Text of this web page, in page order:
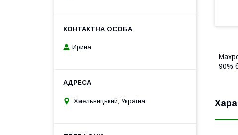
90%
Ирина
Хмельницький, Україна